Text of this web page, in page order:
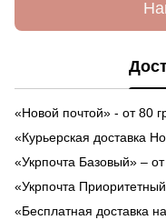
«Новой почтой» - от 80
«Курьерская доставка
«Укрпочта Базовый» – от
«Укрпочта
«Бесплатная доставка